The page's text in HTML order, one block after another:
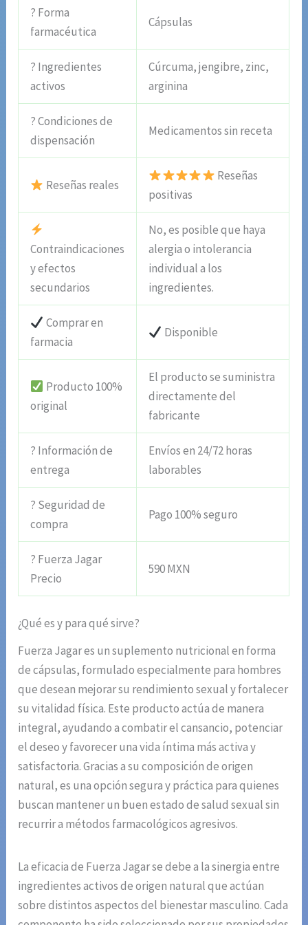
? Forma
farmacéutica
Cápsulas
? Ingredientes
activos
Cúrcuma, jengibre, zinc,
arginina
? Condiciones de
dispensación
Medicamentos sin receta
Reseñas reales
Reseñas
positivas
Contraindicaciones
y efectos
secundarios
No, es posible que haya
alergia o intolerancia
individual a los
ingredientes.
Comprar en
farmacia
Disponible
Producto 100%
original
El producto se suministra
directamente del
fabricante
? Información de
entrega
Envíos en 24/72 horas
laborables
? Seguridad de
compra
Pago 100% seguro
? Fuerza Jagar
Precio
590 MXN
¿Qué es y para qué sirve?
Fuerza Jagar es un suplemento nutricional en forma
de cápsulas, formulado especialmente para hombres
que desean mejorar su rendimiento sexual y fortalecer
su vitalidad física. Este producto actúa de manera
integral, ayudando a combatir el cansancio, potenciar
el deseo y favorecer una vida íntima más activa y
satisfactoria. Gracias a su composición de origen
natural, es una opción segura y práctica para quienes
buscan mantener un buen estado de salud sexual sin
recurrir a métodos farmacológicos agresivos.
La eficacia de Fuerza Jagar se debe a la sinergia entre
ingredientes activos de origen natural que actúan
sobre distintos aspectos del bienestar masculino. Cada